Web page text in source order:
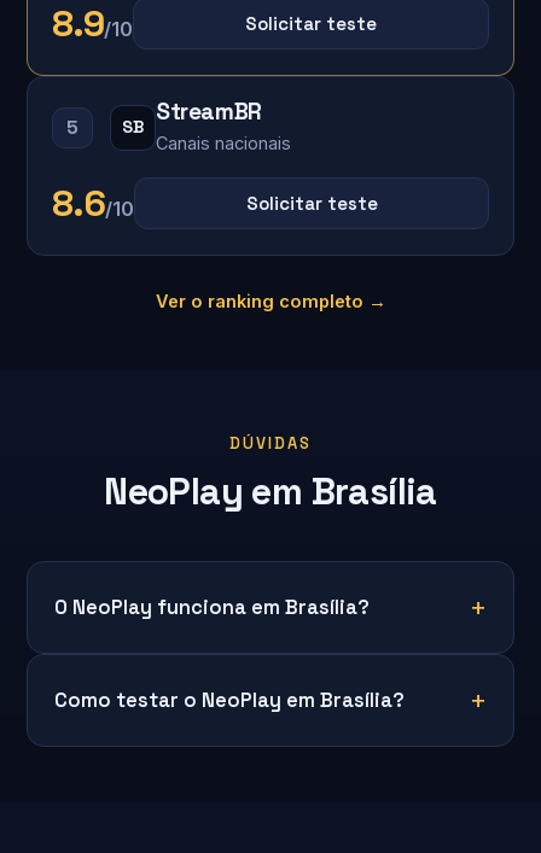
8.9/10 Solicitar teste
5 SB
StreamBR
Canais nacionais
8.6/10 Solicitar teste
Ver o ranking completo →
DÚVIDAS
NeoPlay em Brasília
O NeoPlay funciona em Brasília?
Como testar o NeoPlay em Brasília?